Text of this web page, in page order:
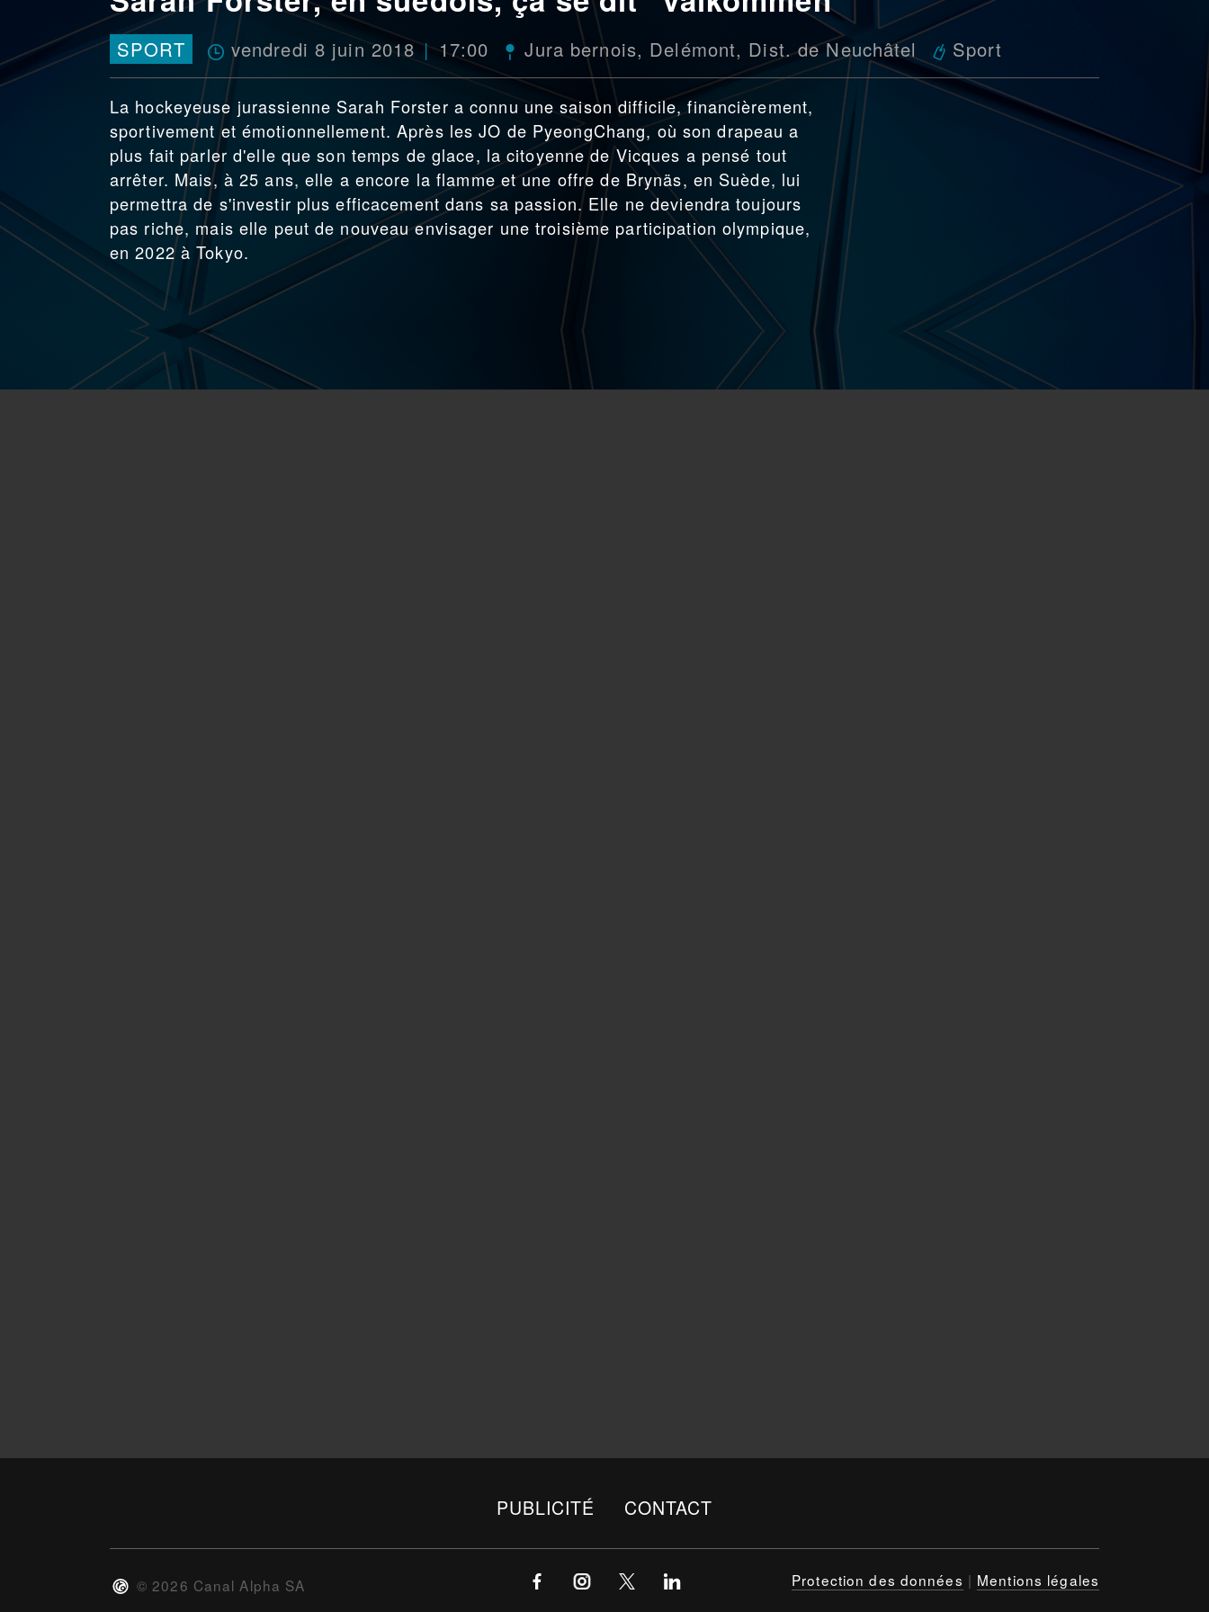
SPORT vendredi 8 juin 2018 17:00 Jura bernois, Delémont, Dist. de Neuchâtel Sport
La hockeyeuse jurassienne Sarah Forster a connu une saison difficile, financièrement,
sportivement et émotionnellement. Après les JO de PyeongChang, où son drapeau a
plus fait parler d'elle que son temps de glace, la citoyenne de Vicques a pensé tout
arrêter. Mais, à 25 ans, elle a encore la flamme et une offre de Brynäs, en Suède, lui
permettra de s'investir plus efficacement dans sa passion. Elle ne deviendra toujours
pas riche, mais elle peut de nouveau envisager une troisième participation olympique,
en 2022 à Tokyo.
PUBLICITÉ CONTACT
© 2026 Canal Alpha SA Protection des données | Mentions légales